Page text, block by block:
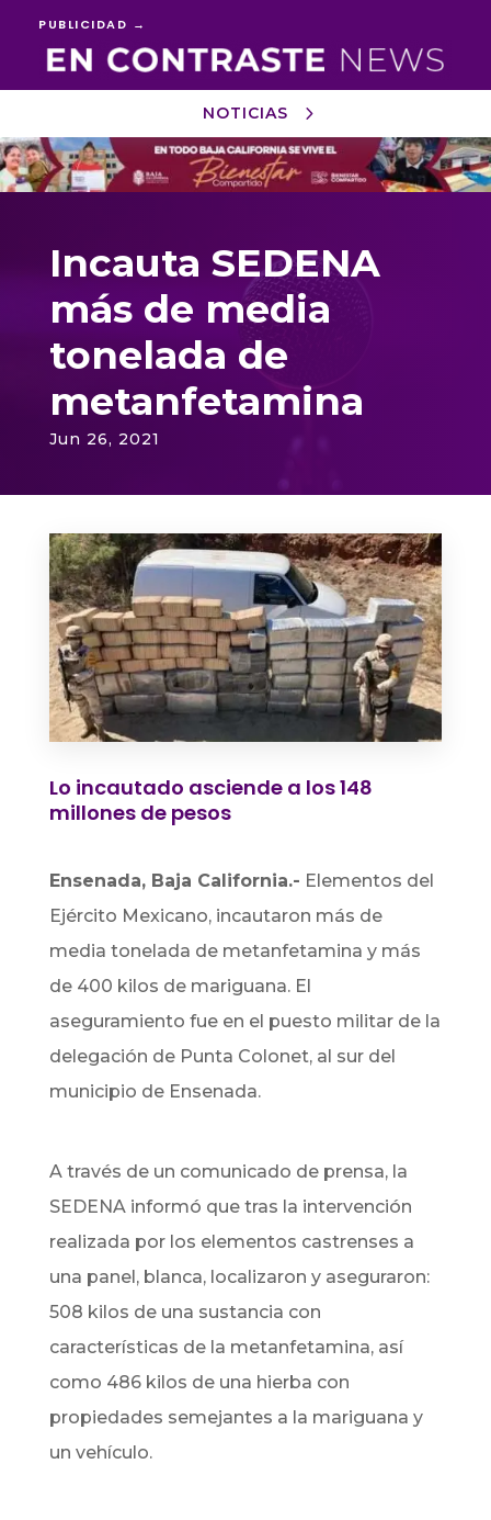
PUBLICIDAD →
NOTICIAS
Reproductor
de
vídeo
Incauta SEDENA
más de media
tonelada de
metanfetamina
Jun 26, 2021
Lo incautado asciende a los 148
millones de pesos
Ensenada, Baja California.- Elementos del
Ejército Mexicano, incautaron más de
media tonelada de metanfetamina y más
de 400 kilos de mariguana. El
aseguramiento fue en el puesto militar de la
delegación de Punta Colonet, al sur del
municipio de Ensenada.
A través de un comunicado de prensa, la
SEDENA informó que tras la intervención
realizada por los elementos castrenses a
una panel, blanca, localizaron y aseguraron:
508 kilos de una sustancia con
características de la metanfetamina, así
como 486 kilos de una hierba con
propiedades semejantes a la mariguana y
un vehículo.